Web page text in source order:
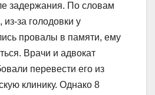
задержания. По словам
из-за голодовки у
провалы в памяти, ему
Врачи и адвокат
перевести его из
клинику. Однако 8